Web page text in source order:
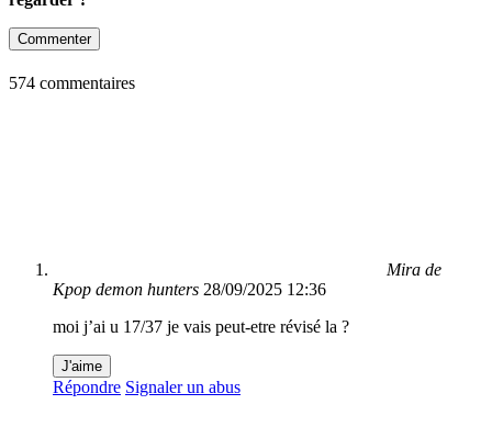
Commenter
574 commentaires
Mira de
Kpop demon hunters 28/09/2025 12:36
moi j’ai u 17/37 je vais peut-etre révisé la ?
J'aime
Répondre Signaler un abus